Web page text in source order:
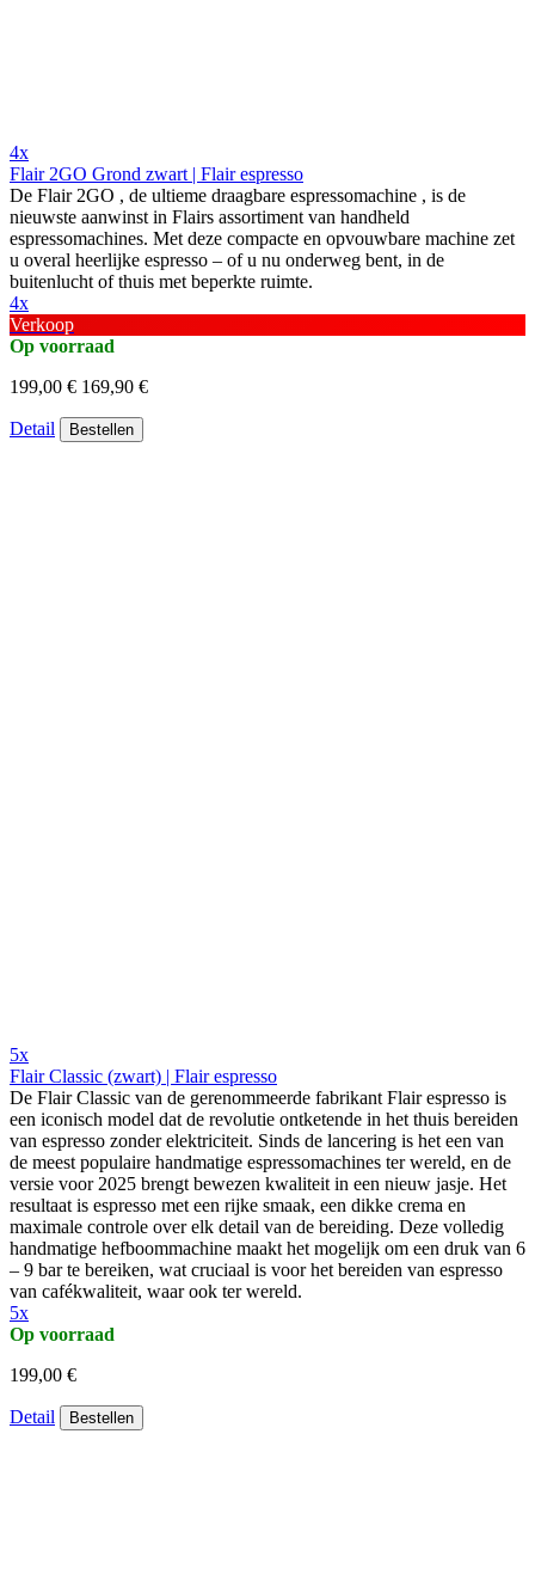
4x
Flair 2GO Grond zwart | Flair espresso
De Flair 2GO , de ultieme draagbare espressomachine , is de
nieuwste aanwinst in Flairs assortiment van handheld
espressomachines. Met deze compacte en opvouwbare machine zet
u overal heerlijke espresso – of u nu onderweg bent, in de
buitenlucht of thuis met beperkte ruimte.
4x
Verkoop
Op voorraad
199,00 € 169,90 €
Detail Bestellen
5x
Flair Classic (zwart) | Flair espresso
De Flair Classic van de gerenommeerde fabrikant Flair espresso is
een iconisch model dat de revolutie ontketende in het thuis bereiden
van espresso zonder elektriciteit. Sinds de lancering is het een van
de meest populaire handmatige espressomachines ter wereld, en de
versie voor 2025 brengt bewezen kwaliteit in een nieuw jasje. Het
resultaat is espresso met een rijke smaak, een dikke crema en
maximale controle over elk detail van de bereiding. Deze volledig
handmatige hefboommachine maakt het mogelijk om een druk van 6
– 9 bar te bereiken, wat cruciaal is voor het bereiden van espresso
van cafékwaliteit, waar ook ter wereld.
5x
Op voorraad
199,00 €
Detail Bestellen